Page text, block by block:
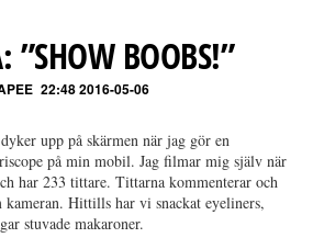
”SHOW BOOBS!”
22:48 2016-05-06
upp på skärmen när jag gör en
på min mobil. Jag filmar mig själv när
har 233 tittare. Tittarna kommenterar och
Hittills har vi snackat eyeliners,
stuvade makaroner.